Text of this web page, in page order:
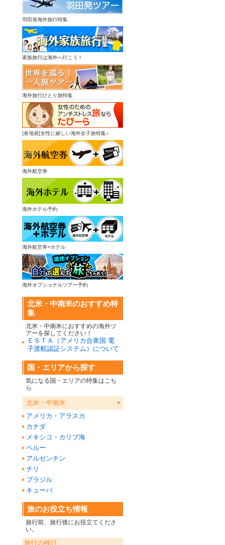
羽田発海外旅行特集
家族旅行は海外へ行こう！
海外旅行ひとり旅特集
[各地発]女性に嬉しい海外女子旅特集♪
海外航空券
海外ホテル予約
海外航空券+ホテル
海外オプショナルツアー予約
北米・中南米のおすすめ特
集
北米・中南米におすすめの海外ツ
アーを探してください！
ＥＳＴＡ（アメリカ合衆国 電
子渡航認証システム）について
国・エリアから探す
気になる国・エリアの特集はこち
ら
北米・中南米
アメリカ・アラスカ
カナダ
メキシコ・カリブ海
ペルー
アルゼンチン
チリ
ブラジル
キューバ
旅のお役立ち情報
旅行前、旅行後にお役立てくださ
い。
旅行の検討